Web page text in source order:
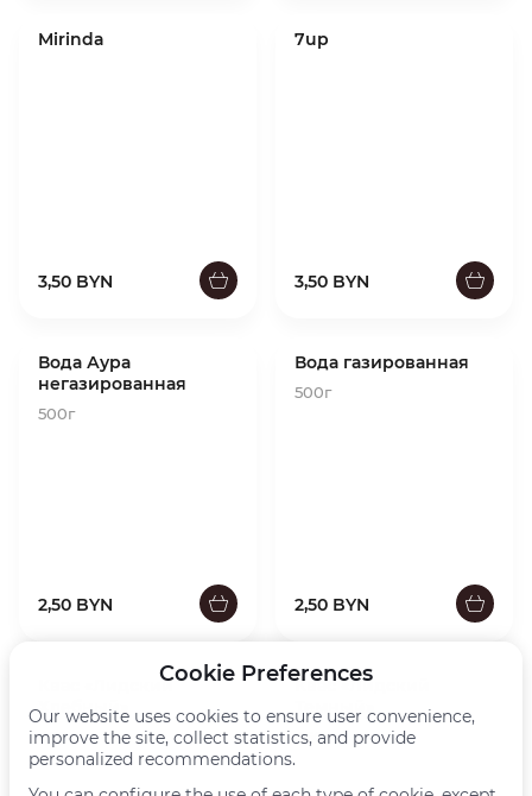
Cookie Preferences
Our website uses cookies to ensure user convenience,
improve the site, collect statistics, and provide
personalized recommendations.
Mirinda
3,50 BYN
7up
3,50 BYN
Вода Аура
негазированная
500г
2,50 BYN
Вода газированная
500г
2,50 BYN
Квас «Лидский
Хлебный»
450г
Квас «Лидский
450г